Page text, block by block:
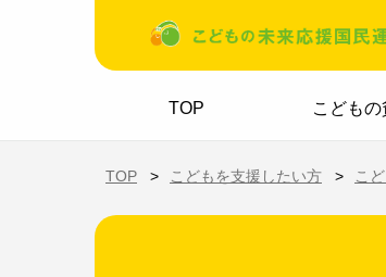
ホーム
TOP
こども
TOP こどもを支援したい方 こ